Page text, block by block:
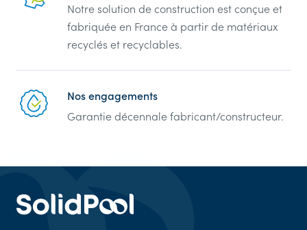
Notre solution de construction est conçue et
fabriquée en France à partir de matériaux
recyclés et recyclables.
Nos engagements
Garantie décennale fabricant/constructeur.